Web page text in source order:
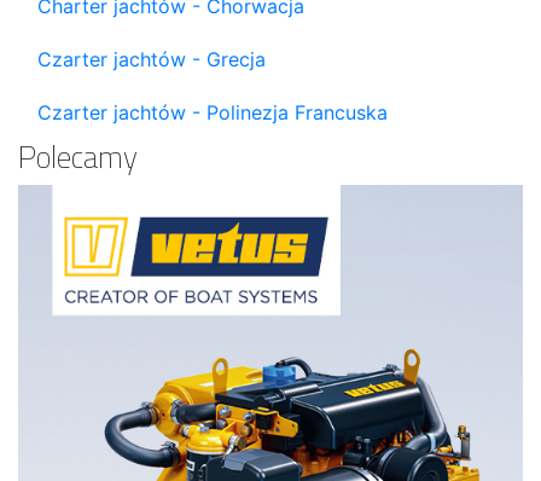
Charter jachtów - Chorwacja
Czarter jachtów - Grecja
Czarter jachtów - Polinezja Francuska
Polecamy